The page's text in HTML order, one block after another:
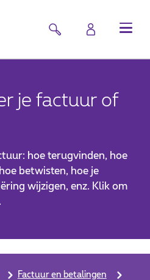
je factuur of
hoe terugvinden, hoe
betwisten, hoe je
wijzigen, enz. Klik om
Factuur en betalingen